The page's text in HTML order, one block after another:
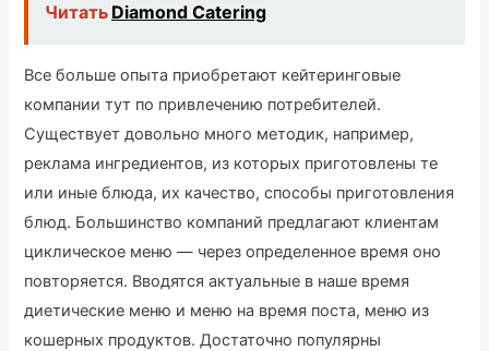
Читать Diamond Catering
Все больше опыта приобретают кейтеринговые
компании тут по привлечению потребителей.
Существует довольно много методик, например,
реклама ингредиентов, из которых приготовлены те
или иные блюда, их качество, способы приготовления
блюд. Большинство компаний предлагают клиентам
циклическое меню — через определенное время оно
повторяется. Вводятся актуальные в наше время
диетические меню и меню на время поста, меню из
кошерных продуктов. Достаточно популярны